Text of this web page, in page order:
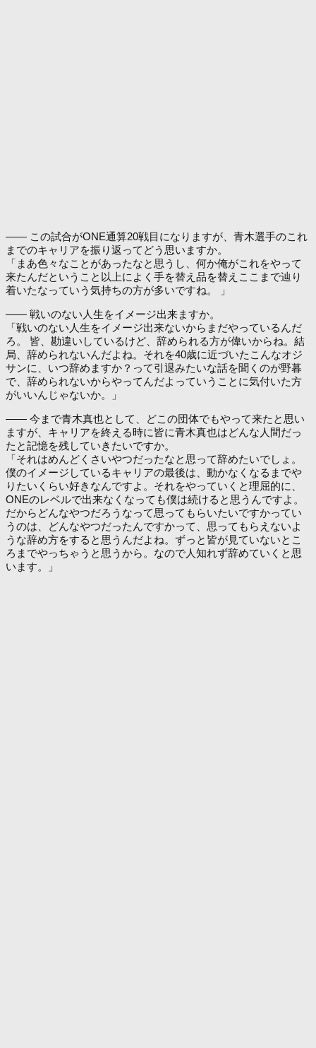
―― この試合がONE通算20戦目になりますが、青木選手のこれ
までのキャリアを振り返ってどう思いますか。
「まあ色々なことがあったなと思うし、何か俺がこれをやって
来たんだということ以上によく手を替え品を替えここまで辿り
着いたなっていう気持ちの方が多いですね。 」
―― 戦いのない人生をイメージ出来ますか。
「戦いのない人生をイメージ出来ないからまだやっているんだ
ろ。 皆、勘違いしているけど、辞められる方が偉いからね。結
局、辞められないんだよね。それを40歳に近づいたこんなオジ
サンに、いつ辞めますか？って引退みたいな話を聞くのが野暮
で、辞められないからやってんだよっていうことに気付いた方
がいいんじゃないか。」
―― 今まで青木真也として、どこの団体でもやって来たと思い
ますが、キャリアを終える時に皆に青木真也はどんな人間だっ
たと記憶を残していきたいですか。
「それはめんどくさいやつだったなと思って辞めたいでしょ。
僕のイメージしているキャリアの最後は、動かなくなるまでや
りたいくらい好きなんですよ。それをやっていくと理屈的に、
ONEのレベルで出来なくなっても僕は続けると思うんですよ。
だからどんなやつだろうなって思ってもらいたいですかってい
うのは、どんなやつだったんですかって、思ってもらえないよ
うな辞め方をすると思うんだよね。ずっと皆が見ていないとこ
ろまでやっちゃうと思うから。なので人知れず辞めていくと思
います。」